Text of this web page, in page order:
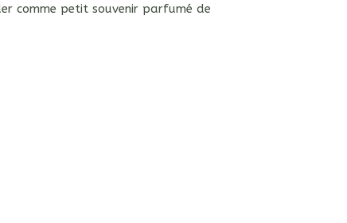
comme petit souvenir parfumé de